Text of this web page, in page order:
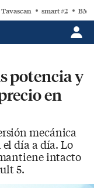
smart #2
potencia y
en
mecánica
día a día. Lo
intacto
5.